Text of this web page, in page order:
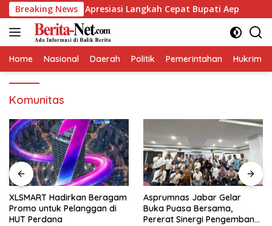
Skip
to
content
Breaking News
berikan Apresiasi Langkah Cepat Bupati Aep
Home Nasional Daerah Politik Pemerintahan Hukrim
Komunitas
XLSMART Hadirkan Beragam
Promo untuk Pelanggan di
HUT Perdana
Asprumnas Jabar Gelar
Buka Puasa Bersama,
Pererat Sinergi Pengembang